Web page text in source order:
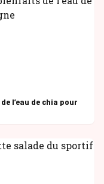
l’eau de chia pour